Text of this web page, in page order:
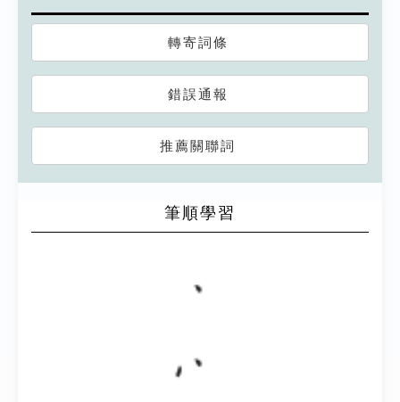
轉寄詞條
錯誤通報
推薦關聯詞
筆順學習